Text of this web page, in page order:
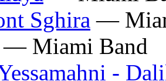
Sghira —
— Miami Band
-